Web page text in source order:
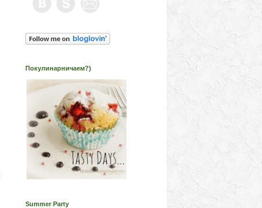
Покулинарничаем?)
Summer Party